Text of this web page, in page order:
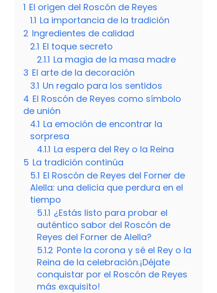
1 El origen del Roscón de Reyes
1.1 La importancia de la tradición
2 Ingredientes de calidad
2.1 El toque secreto
2.1.1 La magia de la masa madre
3 El arte de la decoración
3.1 Un regalo para los sentidos
4 El Roscón de Reyes como símbolo
de unión
4.1 La emoción de encontrar la
sorpresa
4.1.1 La espera del Rey o la Reina
5 La tradición continúa
5.1 El Roscón de Reyes del Forner de
Alella: una delicia que perdura en el
tiempo
5.1.1 ¿Estás listo para probar el
auténtico sabor del Roscón de
Reyes del Forner de Alella?
5.1.2 Ponte la corona y sé el Rey o la
Reina de la celebración.¡Déjate
conquistar por el Roscón de Reyes
más exquisito!